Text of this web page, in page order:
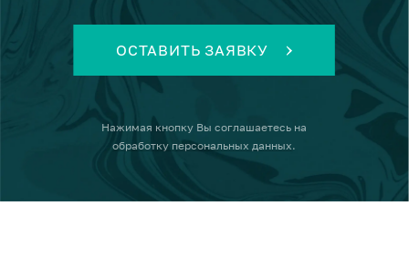
ОСТАВИТЬ ЗАЯВКУ
Нажимая кнопку Вы соглашаетесь на
обработку персональных данных.